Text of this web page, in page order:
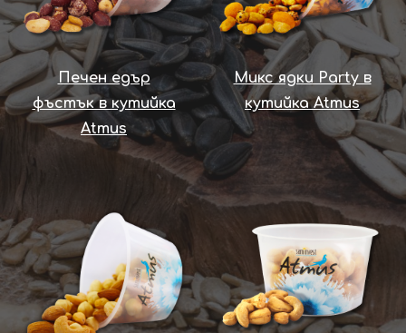
Печен едър
фъстък в кутийка
Atmus
Микс ядки Party в
кутийка Atmus